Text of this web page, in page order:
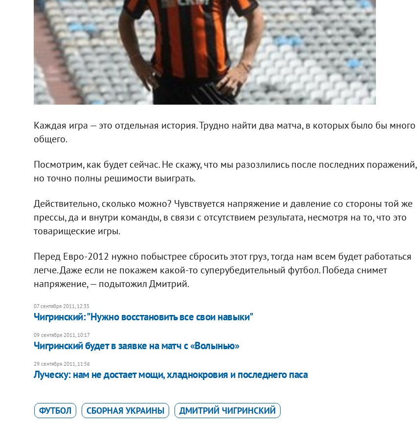
Каждая игра — это отдельная история. Трудно найти два матча, в которых было бы много
общего.
Посмотрим, как будет сейчас. Не скажу, что мы разозлились после последних поражений,
но точно полны решимости выиграть.
Действительно, сколько можно? Чувствуется напряжение и давление со стороны той же
прессы, да и внутри команды, в связи с отсутствием результата, несмотря на то, что это
товарищеские игры.
Перед Евро-2012 нужно побыстрее сбросить этот груз, тогда нам всем будет работаться
легче. Даже если не покажем какой-то суперубедительный футбол. Победа снимет
напряжение, — подытожил Дмитрий.
07 сентября 2011, 12:35
Чигринский: "Нужно восстановить все свои навыки"
09 сентября 2011, 10:17
Чигринский будет в заявке на матч с «Волынью»
29 сентября 2011, 11:56
Луческу: нам не достает мощи, хладнокровия и последнего паса
ФУТБОЛ СБОРНАЯ УКРАИНЫ ДМИТРИЙ ЧИГРИНСКИЙ